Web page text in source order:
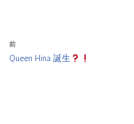
前
Queen Hina 誕生